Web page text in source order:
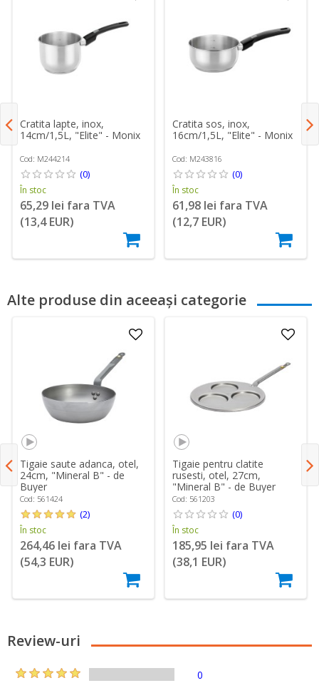
Cratita lapte, inox,
14cm/1,5L, "Elite" - Monix
Cod: M244214
(0)
În stoc
65,29 lei fara TVA
(13,4 EUR)
Cratita sos, inox,
16cm/1,5L, "Elite" - Monix
Cod: M243816
(0)
În stoc
61,98 lei fara TVA
(12,7 EUR)
Alte produse din aceeași categorie
Tigaie saute adanca, otel,
24cm, "Mineral B" - de
Buyer
Cod: 561424
(2)
În stoc
264,46 lei fara TVA
(54,3 EUR)
Tigaie pentru clatite
rusesti, otel, 27cm,
"Mineral B" - de Buyer
Cod: 561203
(0)
În stoc
185,95 lei fara TVA
(38,1 EUR)
Review-uri
0